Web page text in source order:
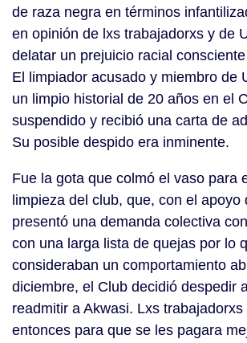
de raza negra en términos
en opinión de lxs trabajadorxs y de
delatar un prejuicio racial
El limpiador acusado y miembro de
un limpio historial de 20 años en el
suspendido y recibió una carta de
Su posible despido era inminente.
Fue la gota que colmó el vaso para
limpieza del club, que, con el apoyo
presentó una demanda colectiva
con una larga lista de quejas por lo
consideraban un comportamiento
diciembre, el Club decidió despedir
readmitir a Akwasi. Lxs
entonces para que se les pagara